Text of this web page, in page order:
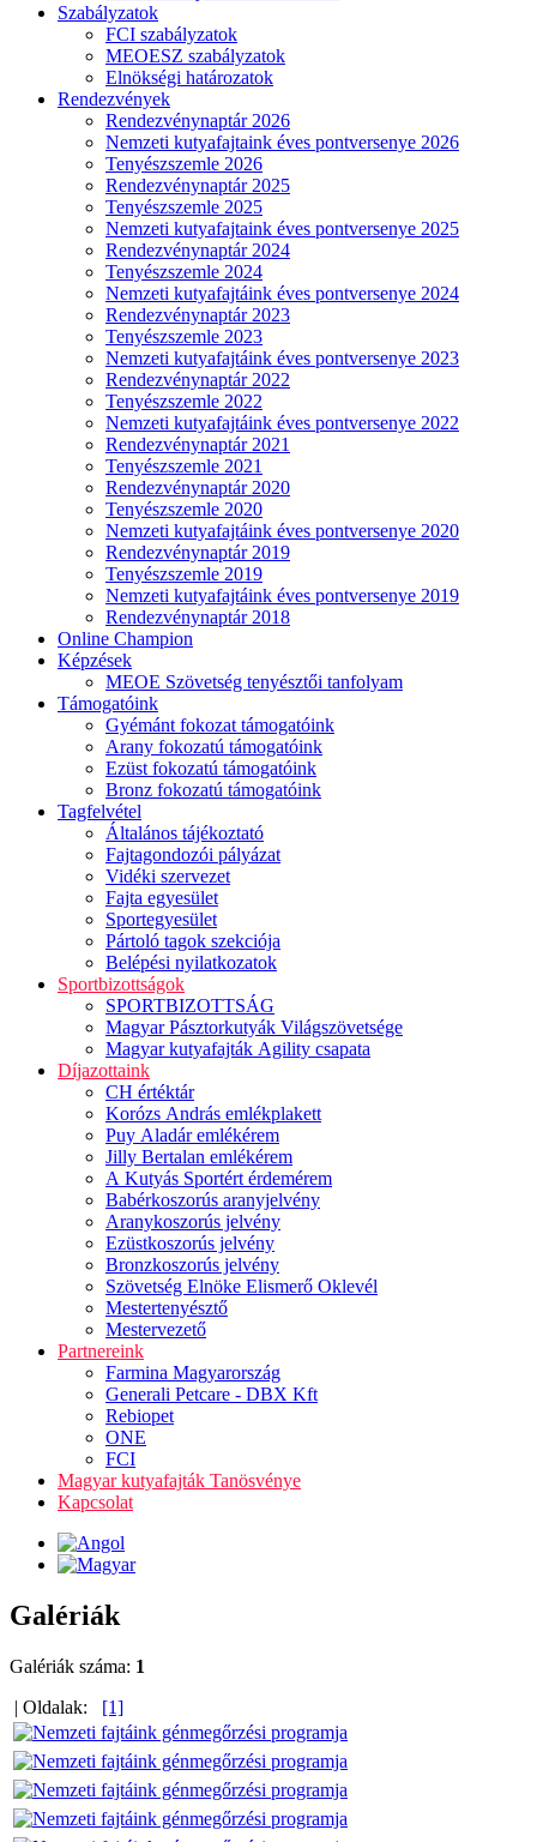
Szabályzatok
FCI szabályzatok
MEOESZ szabályzatok
Elnökségi határozatok
Rendezvények
Rendezvénynaptár 2026
Nemzeti kutyafajtaink éves pontversenye 2026
Tenyészszemle 2026
Rendezvénynaptár 2025
Tenyészszemle 2025
Nemzeti kutyafajtaink éves pontversenye 2025
Rendezvénynaptár 2024
Tenyészszemle 2024
Nemzeti kutyafajtáink éves pontversenye 2024
Rendezvénynaptár 2023
Tenyészszemle 2023
Nemzeti kutyafajtáink éves pontversenye 2023
Rendezvénynaptár 2022
Tenyészszemle 2022
Nemzeti kutyafajtáink éves pontversenye 2022
Rendezvénynaptár 2021
Tenyészszemle 2021
Rendezvénynaptár 2020
Tenyészszemle 2020
Nemzeti kutyafajtáink éves pontversenye 2020
Rendezvénynaptár 2019
Tenyészszemle 2019
Nemzeti kutyafajtáink éves pontversenye 2019
Rendezvénynaptár 2018
Online Champion
Képzések
MEOE Szövetség tenyésztői tanfolyam
Támogatóink
Gyémánt fokozat támogatóink
Arany fokozatú támogatóink
Ezüst fokozatú támogatóink
Bronz fokozatú támogatóink
Tagfelvétel
Általános tájékoztató
Fajtagondozói pályázat
Vidéki szervezet
Fajta egyesület
Sportegyesület
Pártoló tagok szekciója
Belépési nyilatkozatok
Sportbizottságok
SPORTBIZOTTSÁG
Magyar Pásztorkutyák Világszövetsége
Magyar kutyafajták Agility csapata
Díjazottaink
CH értéktár
Korózs András emlékplakett
Puy Aladár emlékérem
Jilly Bertalan emlékérem
A Kutyás Sportért érdemérem
Babérkoszorús aranyjelvény
Aranykoszorús jelvény
Ezüstkoszorús jelvény
Bronzkoszorús jelvény
Szövetség Elnöke Elismerő Oklevél
Mestertenyésztő
Mestervezető
Partnereink
Farmina Magyarország
Generali Petcare - DBX Kft
Rebiopet
ONE
FCI
Magyar kutyafajták Tanösvénye
Kapcsolat
Galériák
Galériák száma: 1
| Oldalak: [1]